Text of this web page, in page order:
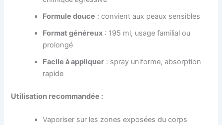
Formule douce : convient aux peaux sensibles
Format généreux : 195 ml, usage familial ou
prolongé
Facile à appliquer : spray uniforme, absorption
rapide
Utilisation recommandée :
Vaporiser sur les zones exposées du corps